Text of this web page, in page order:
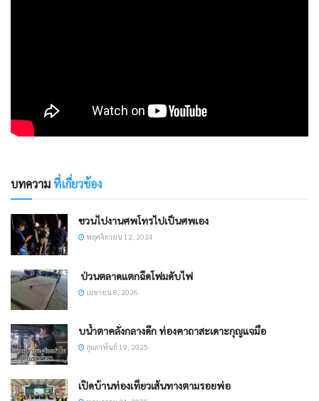
บทความที่เกี่ยวข้อง
ชวนไปงานศพโทรไปเป็นศพเอง
พฤศจิกายน 12, 2024
​ ป่วนตลาดแตกฉีดโฟมดับไฟ
เมษายน 8, 2026
บน้ำตาคลั่งกลางดึก ท่องคาถาสะเดาะกุญแจมือ
กุมภาพันธ์ 19, 2025
เปิดบ้านท่องเที่ยวเส้นทางตามรอยพ่อ